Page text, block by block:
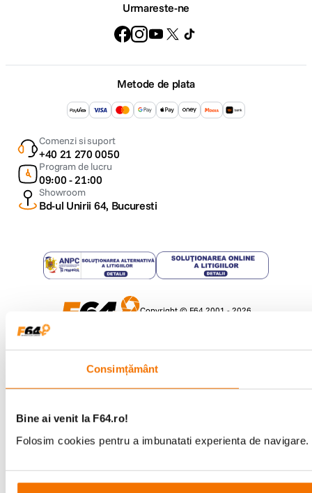
Consimțământ
Bine ai venit la F64.ro!
Folosim cookies pentru a imbunatati experienta de
Urmareste-ne
Metode de plata
Comenzi si suport
+40 21 270 0050
Program de lucru
09:00 - 21:00
Showroom
Bd-ul Unirii 64, Bucuresti
Copyright © F64 2001 - 2026